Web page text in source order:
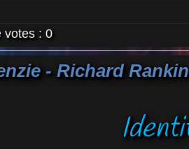
votes : 0
- Richard